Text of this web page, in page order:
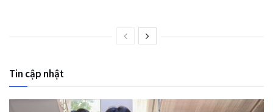
Tin cập nhật